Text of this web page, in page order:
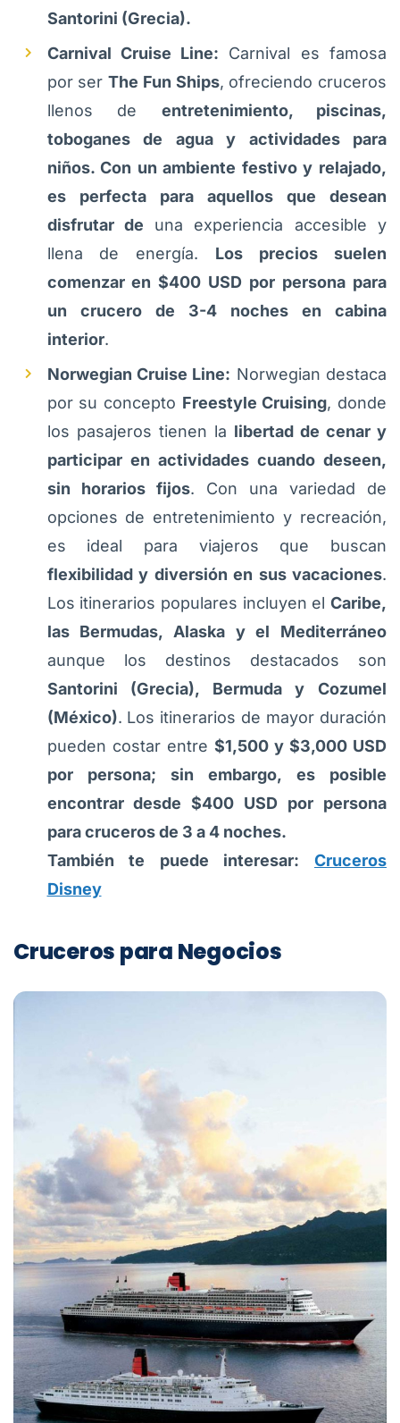
Santorini (Grecia).
Carnival Cruise Line: Carnival es famosa
por ser The Fun Ships, ofreciendo cruceros
llenos de entretenimiento, piscinas,
toboganes de agua y actividades para
niños. Con un ambiente festivo y relajado,
es perfecta para aquellos que desean
disfrutar de una experiencia accesible y
llena de energía. Los precios suelen
comenzar en $400 USD por persona para
un crucero de 3-4 noches en cabina
interior.
Norwegian Cruise Line: Norwegian destaca
por su concepto Freestyle Cruising, donde
los pasajeros tienen la libertad de cenar y
participar en actividades cuando deseen,
sin horarios fijos. Con una variedad de
opciones de entretenimiento y recreación,
es ideal para viajeros que buscan
flexibilidad y diversión en sus vacaciones.
Los itinerarios populares incluyen el Caribe,
las Bermudas, Alaska y el Mediterráneo
aunque los destinos destacados son
Santorini (Grecia), Bermuda y Cozumel
(México). Los itinerarios de mayor duración
pueden costar entre $1,500 y $3,000 USD
por persona; sin embargo, es posible
encontrar desde $400 USD por persona
para cruceros de 3 a 4 noches.
También te puede interesar: Cruceros
Disney
Cruceros para Negocios